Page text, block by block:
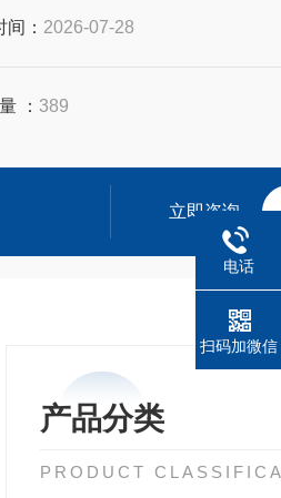
： 2026-07-28
：389
立即咨询
产品分类
PRODUCT
电话
扫码加微信